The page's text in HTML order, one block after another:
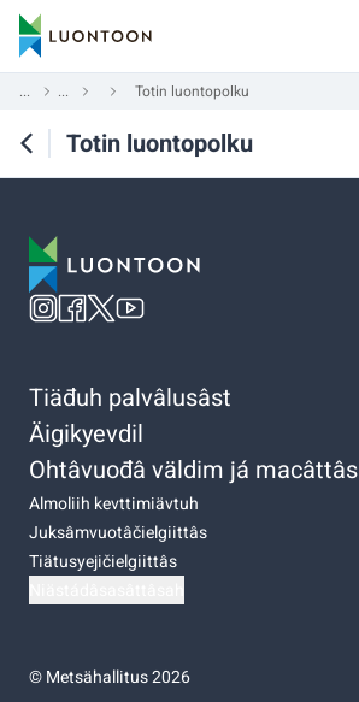
... ... Totin luontopolku
Totin luontopolku
Tiäđuh palvâlusâst
Äigikyevdil
Ohtâvuođâ väldim já macâttâs
Almoliih kevttimiävtuh
Juksâmvuotâčielgiittâs
Tiätusyejičielgiittâs
©Metsähallitus 2026